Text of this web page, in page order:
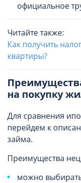
официальное
Читайте также:
Как получить
квартиры?
на покупку
Для сравнения
перейдем к
займа.
Преимущества
можно